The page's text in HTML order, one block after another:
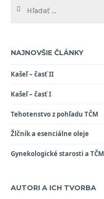
NAJNOVŠIE ČLÁNKY
Kašeľ – časť II
Kašeľ – časť I
Tehotenstvo z pohľadu TČM
Žlčník a esenciálne oleje
Gynekologické starosti a TČM
AUTORI A ICH TVORBA